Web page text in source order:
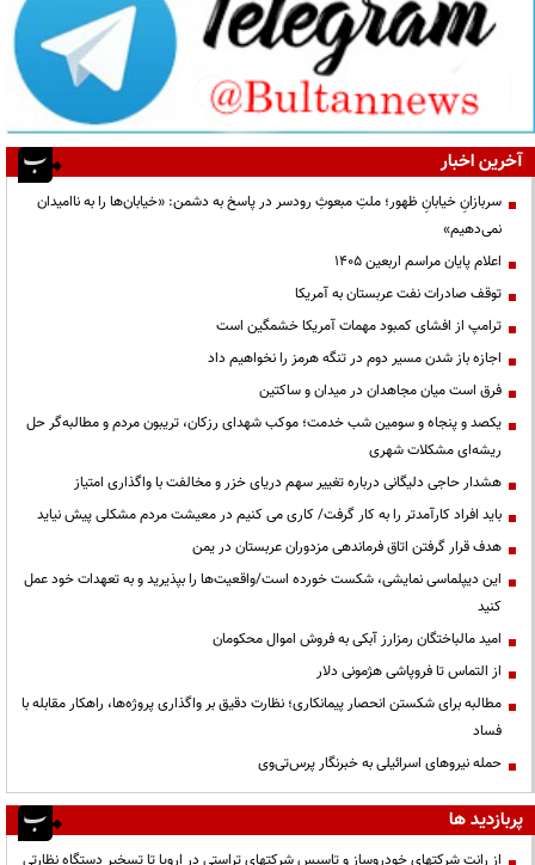
آخرین اخبار
سربازانِ خیابانِ ظهور؛ ملتِ مبعوثِ رودسر در پاسخ به دشمن: «خیابان‌ها را به ناامیدان
نمی‌دهیم»
اعلام پایان مراسم اربعین ۱۴۰۵
توقف صادرات نفت عربستان به آمریکا
ترامپ از افشای کمبود مهمات آمریکا خشمگین است
اجازه باز شدن مسیر دوم در تنگه هرمز را نخواهیم داد
فرق است میان مجاهدان در میدان و ساکتین
یکصد و پنجاه و سومین شب خدمت؛ موکب شهدای رزکان، تریبون مردم و مطالبه‌گر حل
ریشه‌ای مشکلات شهری
هشدار حاجی دلیگانی درباره تغییر سهم دریای خزر و مخالفت با واگذاری امتیاز
باید افراد کارآمدتر را به کار گرفت/ کاری می کنیم در معیشت مردم مشکلی پیش نیاید
هدف قرار گرفتن اتاق‌ فرماندهی مزدوران عربستان در یمن
این دیپلماسی نمایشی، شکست خورده است/واقعیت‌ها را بپذیرید و به تعهدات خود عمل
کنید
امید مالباختگان رمزارز آبکی به فروش اموال محکومان
از التماس تا فروپاشی هژمونی دلار
مطالبه برای شکستن انحصار پیمانکاری؛ نظارت دقیق بر واگذاری پروژه‌ها، راهکار مقابله با
فساد
حمله نیروهای اسرائیلی به خبرنگار پرس‌تی‌وی
پربازدید ها
از رانت‌ شرکتهای خودروساز و تاسیس شرکتهای تراستی در اروپا تا تسخیر دستگاه نظارتی